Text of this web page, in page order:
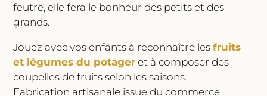
feutre, elle fera le bonheur des petits et des
grands.
Jouez avec vos enfants à reconnaître lesfruits
et légumes du potager et à composer des
coupelles de fruits selon les saisons.
Fabrication artisanale issue du commerce